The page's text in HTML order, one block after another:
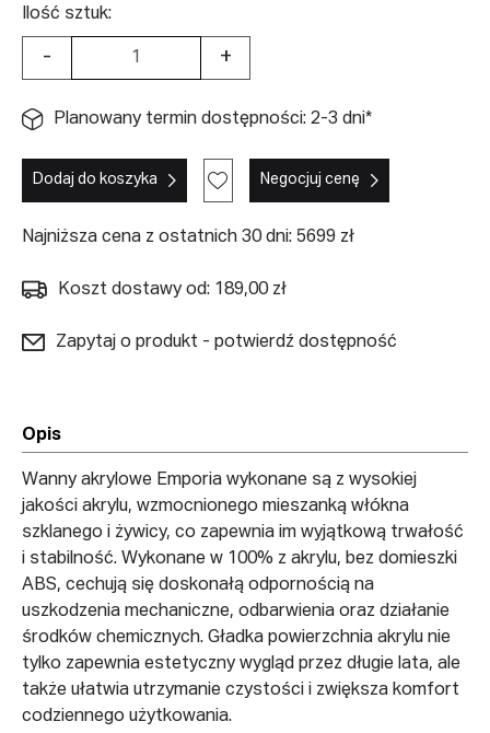
Ilość sztuk:
- +
Planowany termin dostępności: 2-3 dni*
Dodaj do koszyka Negocjuj cenę
Najniższa cena z ostatnich 30 dni: 5699 zł
Koszt dostawy od: 189,00 zł
Zapytaj o produkt - potwierdź dostępność
Opis
Wanny akrylowe Emporia wykonane są z wysokiej
jakości akrylu, wzmocnionego mieszanką włókna
szklanego i żywicy, co zapewnia im wyjątkową trwałość
i stabilność. Wykonane w 100% z akrylu, bez domieszki
ABS, cechują się doskonałą odpornością na
uszkodzenia mechaniczne, odbarwienia oraz działanie
środków chemicznych. Gładka powierzchnia akrylu nie
tylko zapewnia estetyczny wygląd przez długie lata, ale
także ułatwia utrzymanie czystości i zwiększa komfort
codziennego użytkowania.